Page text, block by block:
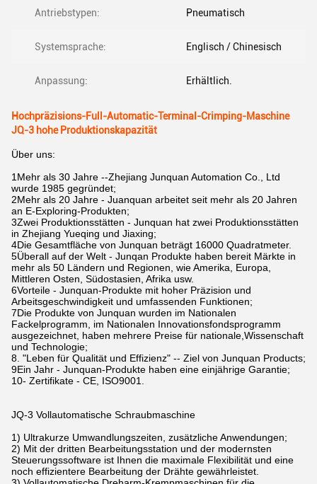
Antriebstypen: Pneumatisch
Systemsprache: Englisch / Chinesisch
Anpassung: Erhältlich.
Hochpräzisions-Full-Automatic-Terminal-Crimping-Maschine
JQ-3 hohe Produktionskapazität
Über uns:
1Mehr als 30 Jahre --Zhejiang Junquan Automation Co., Ltd
wurde 1985 gegründet;
2Mehr als 20 Jahre - Juanquan arbeitet seit mehr als 20 Jahren
an E-Exploring-Produkten;
3Zwei Produktionsstätten - Junquan hat zwei Produktionsstätten
in Zhejiang Yueqing und Jiaxing;
4Die Gesamtfläche von Junquan beträgt 16000 Quadratmeter.
5Überall auf der Welt - Junqan Produkte haben bereit Märkte in
mehr als 50 Ländern und Regionen, wie Amerika, Europa,
Mittleren Osten, Südostasien, Afrika usw.
6Vorteile - Junquan-Produkte mit hoher Präzision und
Arbeitsgeschwindigkeit und umfassenden Funktionen;
7Die Produkte von Junquan wurden im Nationalen
Fackelprogramm, im Nationalen Innovationsfondsprogramm
ausgezeichnet, haben mehrere Preise für nationale,Wissenschaft
und Technologie;
8. "Leben für Qualität und Effizienz" -- Ziel von Junquan Products;
9Ein Jahr - Junquan-Produkte haben eine einjährige Garantie;
10- Zertifikate - CE, ISO9001.
JQ-3 Vollautomatische Schraubmaschine
1) Ultrakurze Umwandlungszeiten, zusätzliche Anwendungen;
2) Mit der dritten Bearbeitungsstation und der modernsten
Steuerungssoftware ist Ihnen die maximale Flexibilität und eine
noch effizientere Bearbeitung der Drähte gewährleistet.